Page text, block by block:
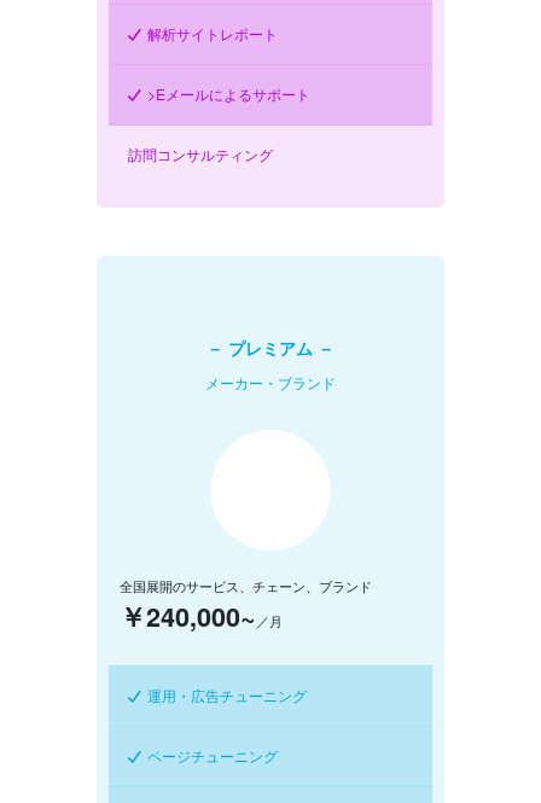
解析サイトレポート
>Eメールによるサポート
訪問コンサルティング
－ プレミアム －
メーカー・ブランド
全国展開のサービス、チェーン、ブランド
￥240,000~ ／月
運用・広告チューニング
ページチューニング